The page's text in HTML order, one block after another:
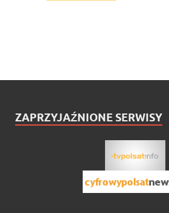
ZAPRZYJAŹNIONE SERWISY